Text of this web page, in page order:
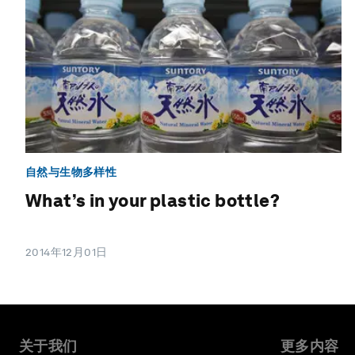
自然与生物多样性
What’s in your plastic bottle?
2014年12月01日
关于我们 更多内容